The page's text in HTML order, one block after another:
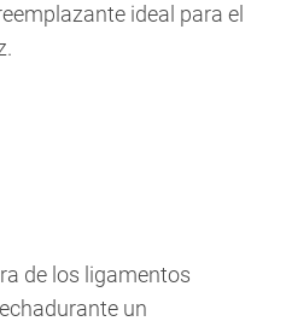
ideal para el
de los ligamentos
un